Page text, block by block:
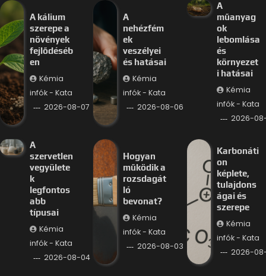
A kálium
szerepe a
növények
fejlődéséb
en
Kémia
infók - Kata
2026-08-07
A
nehézfém
ek
veszélyei
és hatásai
Kémia
infók - Kata
2026-08-06
A
műanyag
ok
lebomlása
és
környezet
i hatásai
Kémia
infók - Kata
2026-
A
szervetlen
vegyülete
k
legfontos
abb
típusai
Kémia
infók - Kata
2026-08-04
Hogyan
működik a
rozsdagát
ló
bevonat?
Kémia
infók - Kata
2026-08-03
Karbonáti
on
képlete,
tulajdons
ágai és
szerepe
Kémia
infók - Kata
2026-